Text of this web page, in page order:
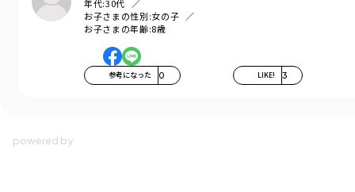
年代:30代
お子さまの性別:女の子
お子さまの年齢:8歳
参考になった 0 LIKE! 3